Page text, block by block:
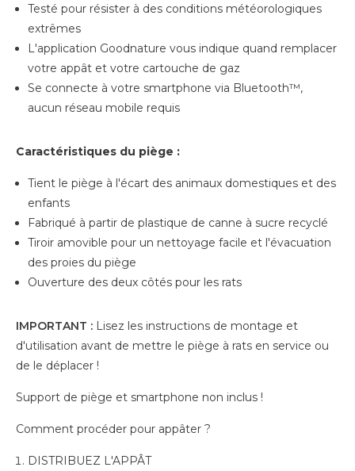
Testé pour résister à des conditions météorologiques
extrêmes
L'application Goodnature vous indique quand remplacer
votre appât et votre cartouche de gaz
Se connecte à votre smartphone via Bluetooth™,
aucun réseau mobile requis
Caractéristiques du piège :
Tient le piège à l'écart des animaux domestiques et des
enfants
Fabriqué à partir de plastique de canne à sucre recyclé
Tiroir amovible pour un nettoyage facile et l'évacuation
des proies du piège
Ouverture des deux côtés pour les rats
IMPORTANT : Lisez les instructions de montage et
d'utilisation avant de mettre le piège à rats en service ou
de le déplacer !
Support de piège et smartphone non inclus !
Comment procéder pour appâter ?
DISTRIBUEZ L'APPÂT